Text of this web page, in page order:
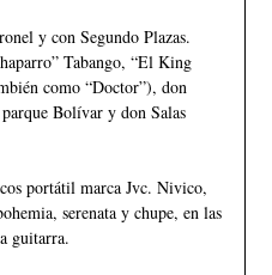
y con Segundo Plazas.
Tabango, “El King
como “Doctor”), don
Bolívar y don Salas
portátil marca Jvc. Nivico,
serenata y chupe, en las
guitarra.